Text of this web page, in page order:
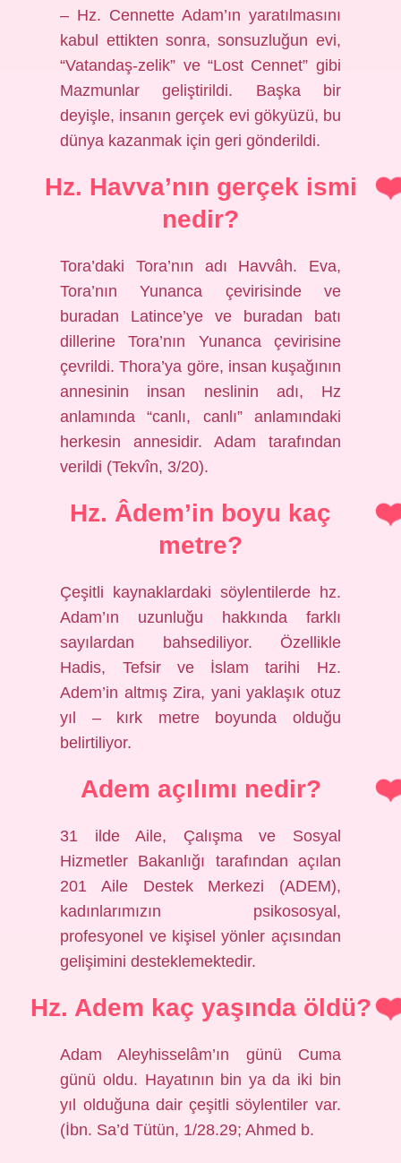
– Hz. Cennette Adam’ın yaratılmasını
kabul ettikten sonra, sonsuzluğun evi,
“Vatandaş-zelik” ve “Lost Cennet” gibi
Mazmunlar geliştirildi. Başka bir
deyişle, insanın gerçek evi gökyüzü, bu
dünya kazanmak için geri gönderildi.
Hz. Havva’nın gerçek ismi
nedir?
Tora’daki Tora’nın adı Havvâh. Eva,
Tora’nın Yunanca çevirisinde ve
buradan Latince’ye ve buradan batı
dillerine Tora’nın Yunanca çevirisine
çevrildi. Thora’ya göre, insan kuşağının
annesinin insan neslinin adı, Hz
anlamında “canlı, canlı” anlamındaki
herkesin annesidir. Adam tarafından
verildi (Tekvîn, 3/20).
Hz. Âdem’in boyu kaç
metre?
Çeşitli kaynaklardaki söylentilerde hz.
Adam’ın uzunluğu hakkında farklı
sayılardan bahsediliyor. Özellikle
Hadis, Tefsir ve İslam tarihi Hz.
Adem’in altmış Zira, yani yaklaşık otuz
yıl – kırk metre boyunda olduğu
belirtiliyor.
Adem açılımı nedir?
31 ilde Aile, Çalışma ve Sosyal
Hizmetler Bakanlığı tarafından açılan
201 Aile Destek Merkezi (ADEM),
kadınlarımızın psikososyal,
profesyonel ve kişisel yönler açısından
gelişimini desteklemektedir.
Hz. Adem kaç yaşında öldü?
Adam Aleyhisselâm’ın günü Cuma
günü oldu. Hayatının bin ya da iki bin
yıl olduğuna dair çeşitli söylentiler var.
(İbn. Sa’d Tütün, 1/28.29; Ahmed b.